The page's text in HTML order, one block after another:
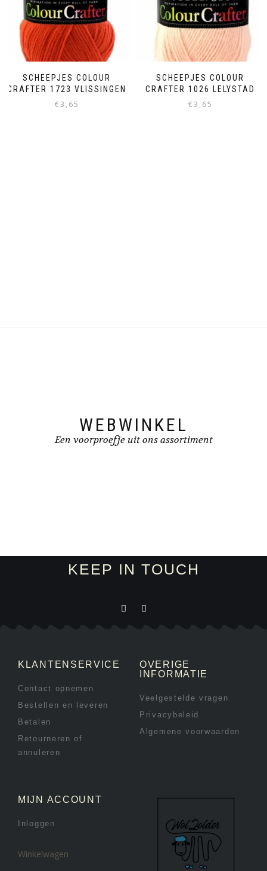
SCHEEPJES COLOUR
CRAFTER 1723 VLISSINGEN
€3,65
SCHEEPJES COLOUR
CRAFTER 1026 LELYSTAD
€3,65
WEBWINKEL
Een voorproefje uit ons assortiment
KEEP IN TOUCH
KLANTENSERVICE
Contact opnemen
Bestellen en leveren
Betalen
Retourneren of
annuleren
OVERIGE
INFORMATIE
Veelgestelde vragen
Privacybeleid
Algemene voorwaarden
MIJN ACCOUNT
Inloggen
Winkelwagen